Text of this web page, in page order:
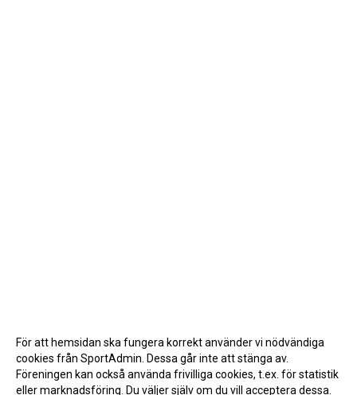
För att hemsidan ska fungera korrekt använder vi nödvändiga
cookies från SportAdmin. Dessa går inte att stänga av.
Föreningen kan också använda frivilliga cookies, t.ex. för statistik
eller marknadsföring. Du väljer själv om du vill acceptera dessa.